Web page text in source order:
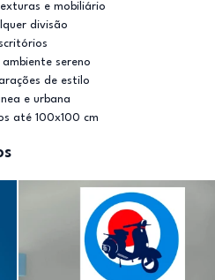
e mobiliário
divisão
sereno
de estilo
e urbana
até 100x100 cm